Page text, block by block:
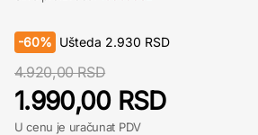
-60% Ušteda 2.930 RSD
4.920,00 RSD
1.990,00 RSD
U cenu je uračunat PDV